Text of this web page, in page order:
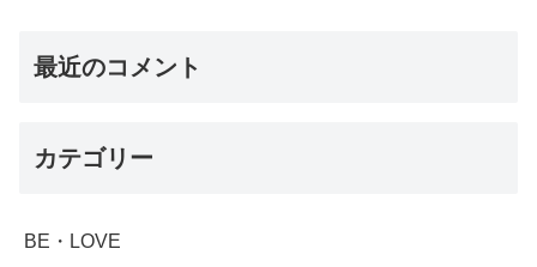
最近のコメント
カテゴリー
BE・LOVE